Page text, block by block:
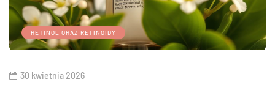
RETINOL ORAZ RETINOIDY
30 kwietnia 2026